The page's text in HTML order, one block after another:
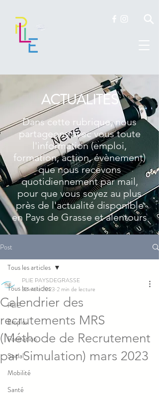
ACTUALITES
Dans cette rubrique, nous
partageons avec vous toute
l'information (emploi,
formation, action, évènement)
que nous recevons
quotidiennement par mail,
pour que vous soyez au plus
près de l'actualité disponible
en Pays de Grasse et alentours
Post
Tous les articles
PLIE
Emploi
Formation
Social
Mobilité
Santé
Tous les articles
Calendrier des
recrutements MRS
(Méthode de Recrutement
par Simulation) mars 2023
PLIE PAYSDEGRASSE
22 mars 2023 2 min de lecture